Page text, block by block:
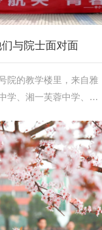
与院士面对面
院的教学楼里，来自雅
学、湘一芙蓉中学、井
技文化节“走进航天摇篮